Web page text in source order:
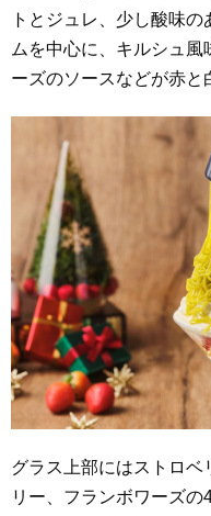
トとジュレ、少し酸味
ムを中心に、キルシュ
ーズのソースなどが赤と
グラス上部にはストロ
リー、フランボワーズ